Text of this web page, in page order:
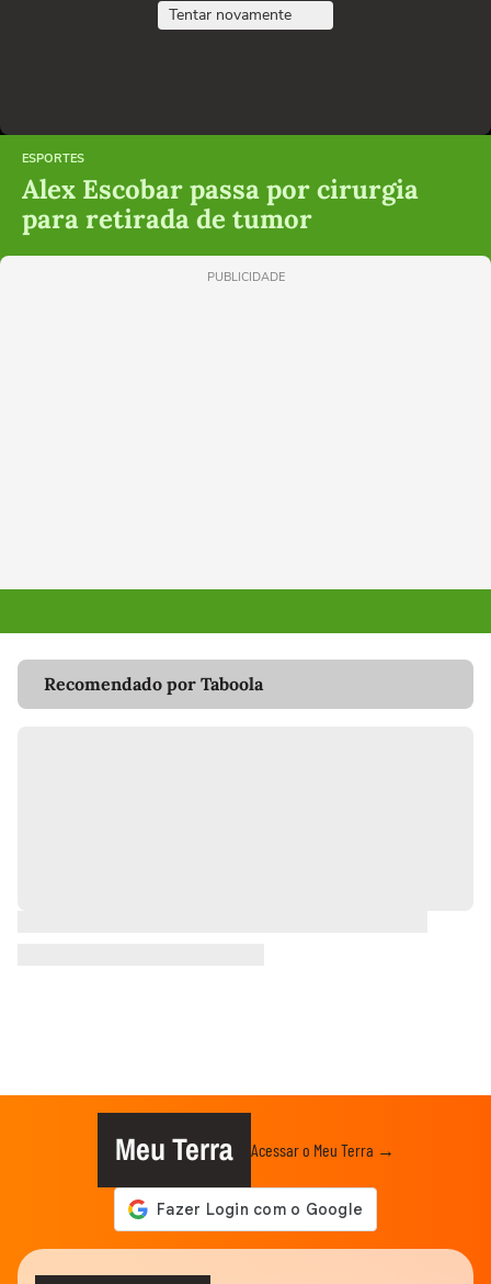
Tentar novamente
ESPORTES
Alex Escobar passa por cirurgia
para retirada de tumor
PUBLICIDADE
Recomendado por Taboola
Meu Terra Acessar o Meu Terra →